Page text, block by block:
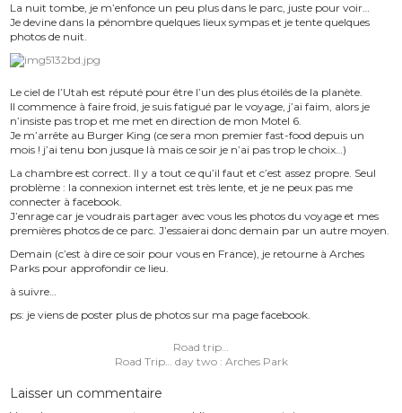
La nuit tombe, je m’enfonce un peu plus dans le parc, juste pour voir…
Je devine dans la pénombre quelques lieux sympas et je tente quelques
photos de nuit.
Le ciel de l’Utah est réputé pour être l’un des plus étoilés de la planète.
Il commence à faire froid, je suis fatigué par le voyage, j’ai faim, alors je
n’insiste pas trop et me met en direction de mon Motel 6.
Je m’arrête au Burger King (ce sera mon premier fast-food depuis un
mois ! j’ai tenu bon jusque là mais ce soir je n’ai pas trop le choix…)
La chambre est correct. Il y a tout ce qu’il faut et c’est assez propre. Seul
problème : la connexion internet est très lente, et je ne peux pas me
connecter à facebook.
J’enrage car je voudrais partager avec vous les photos du voyage et mes
premières photos de ce parc. J’essaierai donc demain par un autre moyen.
Demain (c’est à dire ce soir pour vous en France), je retourne à Arches
Parks pour approfondir ce lieu.
à suivre…
ps: je viens de poster plus de photos sur ma page facebook.
Navigation
de
l’article
Road trip…
Road Trip… day two : Arches Park
Laisser un commentaire